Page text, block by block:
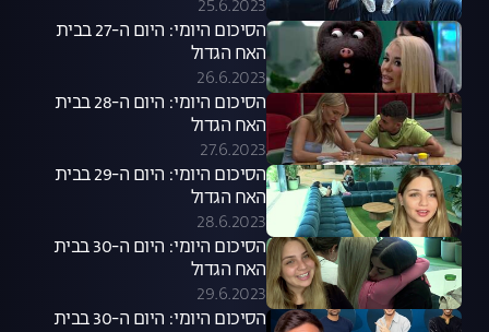
25.6.2023
הסיכום היומי: היום ה-27 בבית
האח הגדול
26.6.2023
הסיכום היומי: היום ה-28 בבית
האח הגדול
27.6.2023
הסיכום היומי: היום ה-29 בבית
האח הגדול
28.6.2023
הסיכום היומי: היום ה-30 בבית
האח הגדול
29.6.2023
הסיכום היומי: היום ה-30 בבית